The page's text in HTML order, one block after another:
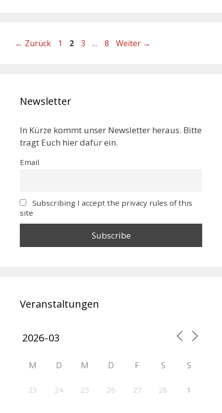
← Zurück 1 2 3 … 8 Weiter →
Newsletter
In Kürze kommt unser Newsletter heraus. Bitte
tragt Euch hier dafür ein.
Email
Subscribing I accept the privacy rules of this
site
Veranstaltungen
M D M D F S S
23 24 25 26 27 28 1